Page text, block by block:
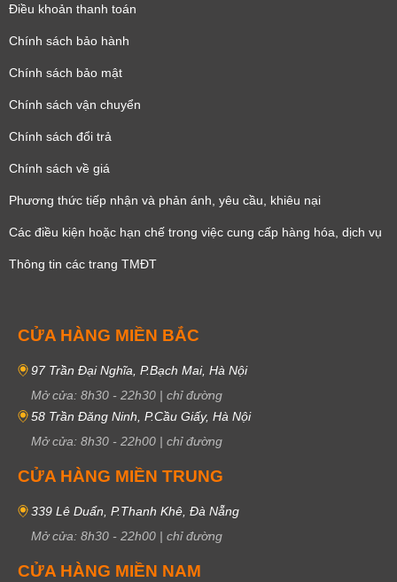
Điều khoản thanh toán
Chính sách bảo hành
Chính sách bảo mật
Chính sách vận chuyển
Chính sách đổi trả
Chính sách về giá
Phương thức tiếp nhận và phản ánh, yêu cầu, khiêu nại
Các điều kiện hoặc hạn chế trong việc cung cấp hàng hóa, dịch vụ
Thông tin các trang TMĐT
CỬA HÀNG MIỀN BẮC
97 Trần Đại Nghĩa, P.Bạch Mai, Hà Nội
Mở cửa: 8h30 - 22h30 | chỉ đường
58 Trần Đăng Ninh, P.Cầu Giấy, Hà Nội
Mở cửa: 8h30 - 22h00 | chỉ đường
CỬA HÀNG MIỀN TRUNG
339 Lê Duẩn, P.Thanh Khê, Đà Nẵng
Mở cửa: 8h30 - 22h00 | chỉ đường
CỬA HÀNG MIỀN NAM